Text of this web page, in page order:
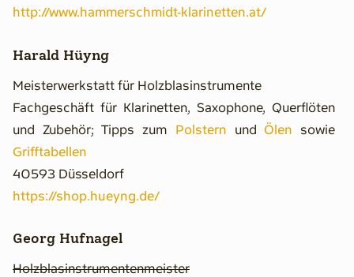
http://www.hammerschmidt-klarinetten.at/
Harald Hüyng
Meisterwerkstatt für Holzblasinstrumente
Fachgeschäft für Klarinetten, Saxophone, Querflöten
und Zubehör; Tipps zum Polstern undÖlen sowie
Grifftabellen
40593 Düsseldorf
https://shop.hueyng.de/
Georg Hufnagel
Holzblasinstrumentenmeister